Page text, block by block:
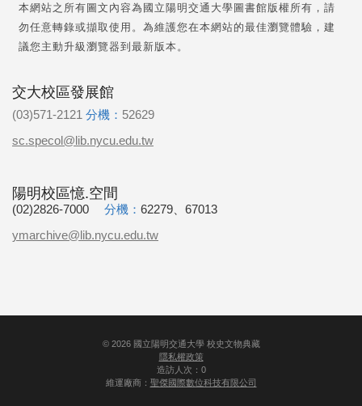
本網站之所有圖文內容為國立陽明交通大學圖書館版權所有，請
勿任意轉錄或擷取使用。為維護您在本網站的最佳瀏覽體驗，建
議您主動升級瀏覽器到最新版本。
交大校區發展館
(03)571-2121 分機： 52629
sc.specol@lib.nycu.edu.tw
陽明校區憶.空間
(02)2826-7000 分機： 62279、67013
ymarchive@lib.nycu.edu.tw
© 2026國立陽明交通大學 校史文物典藏
隱私權政策
造訪人次：0
維運廠商： 聖傑國際數位科技有限公司